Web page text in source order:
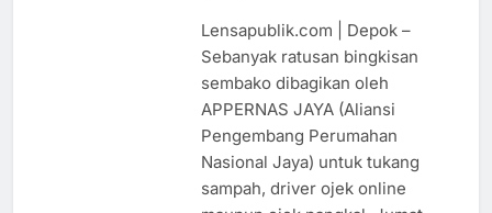
Lensapublik.com | Depok –
Sebanyak ratusan bingkisan
sembako dibagikan oleh
APPERNAS JAYA (Aliansi
Pengembang Perumahan
Nasional Jaya) untuk tukang
sampah, driver ojek online